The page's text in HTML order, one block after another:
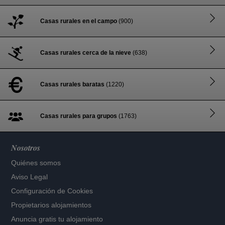
Casas rurales en el campo (900)
Casas rurales cerca de la nieve (638)
Casas rurales baratas (1220)
Casas rurales para grupos (1763)
Nosotros
Quiénes somos
Aviso Legal
Configuración de Cookies
Propietarios alojamientos
Anuncia gratis tu alojamiento